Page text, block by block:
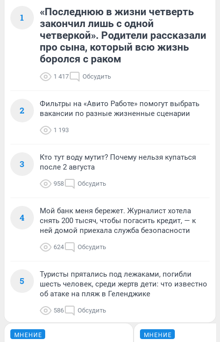
1
«Последнюю в жизни четверть
закончил лишь с одной
четверкой». Родители рассказали
про сына, который всю жизнь
боролся с раком
1 417 Обсудить
2
Фильтры на «Авито Работе» помогут выбрать
вакансии по разные жизненные сценарии
1 193
3
Кто тут воду мутит? Почему нельзя купаться
после 2 августа
958 Обсудить
4
Мой банк меня бережет. Журналист хотела
снять 200 тысяч, чтобы погасить кредит, — к
ней домой приехала служба безопасности
624 Обсудить
5
Туристы прятались под лежаками, погибли
шесть человек, среди жертв дети: что известно
об атаке на пляж в Геленджике
586 Обсудить
МНЕНИЕ МНЕНИЕ